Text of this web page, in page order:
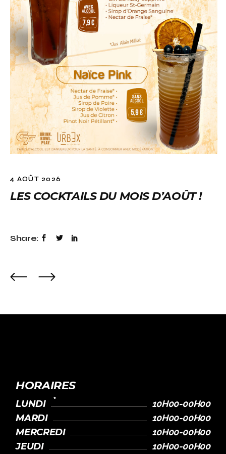
4 AOÛT 2026
LES COCKTAILS DU MOIS D’AOÛT !
Share:
HORAIRES
LUNDI 10H00-00H00
MARDI 10H00-00H00
MERCREDI 10H00-00H00
JEUDI 10H00-00H00